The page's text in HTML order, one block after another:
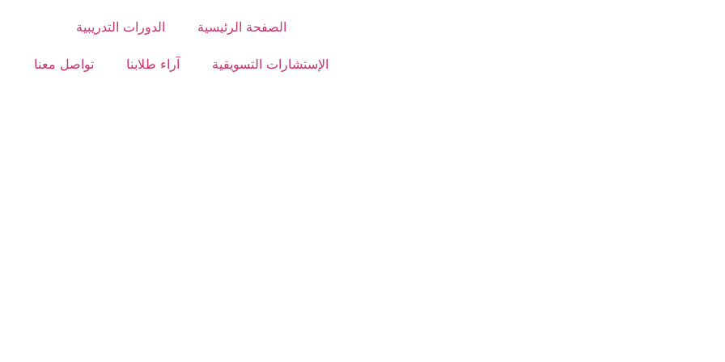
الصفحة الرئيسية الدورات التدريبية
الإستشارات التسويقية آراء طلابنا تواصل معنا